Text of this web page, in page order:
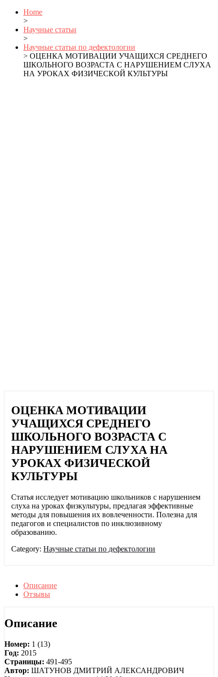
Home
>
Научные статьи
>
Научные статьи по дефектологии
> ОЦЕНКА МОТИВАЦИИ УЧАЩИХСЯ СРЕДНЕГО
ШКОЛЬНОГО ВОЗРАСТА С НАРУШЕНИЕМ СЛУХА
НА УРОКАХ ФИЗИЧЕСКОЙ КУЛЬТУРЫ
ОЦЕНКА МОТИВАЦИИ
УЧАЩИХСЯ СРЕДНЕГО
ШКОЛЬНОГО ВОЗРАСТА С
НАРУШЕНИЕМ СЛУХА НА
УРОКАХ ФИЗИЧЕСКОЙ
КУЛЬТУРЫ
Статья исследует мотивацию школьников с нарушением
слуха на уроках физкультуры, предлагая эффективные
методы для повышения их вовлеченности. Полезна для
педагогов и специалистов по инклюзивному
образованию.
Category:Научные статьи по дефектологии
Описание
Отзывы
Описание
Номер: 1 (13)
Год: 2015
Страницы: 491-495
Автор: ШАТУНОВ ДМИТРИЙ АЛЕКСАНДРОВИЧ